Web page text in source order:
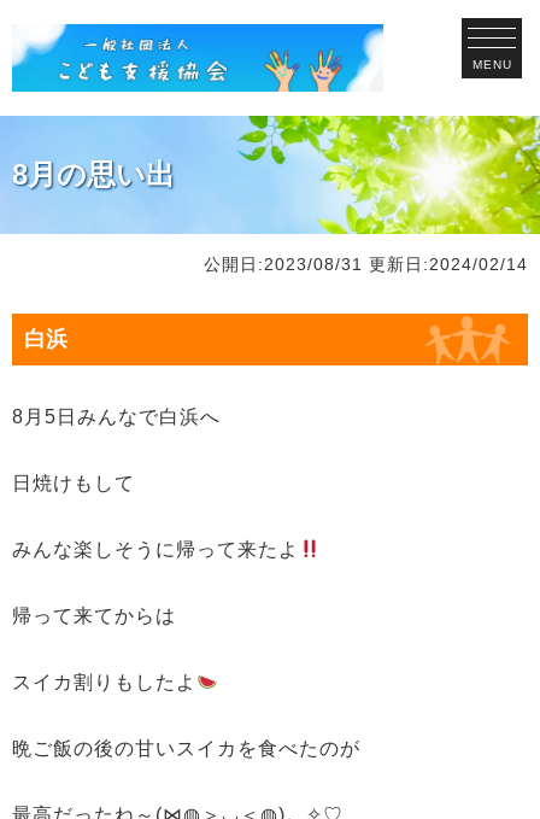
MENU
8月の思い出
公開日:2023/08/31 更新日:2024/02/14
白浜
8月5日みんなで白浜へ
日焼けもして
みんな楽しそうに帰って来たよ
帰って来てからは
スイカ割りもしたよ
晩ご飯の後の甘いスイカを食べたのが
最高だったね～(⋈◍＞◡＜◍)。✧♡